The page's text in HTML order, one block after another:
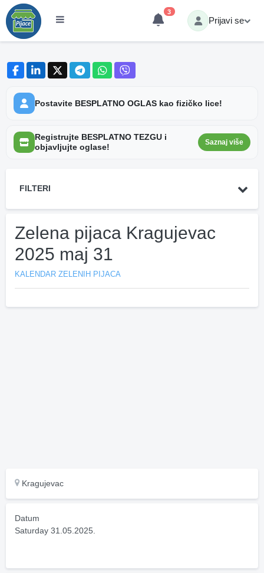
3
Prijavi se
Postavite BESPLATNO OGLAS kao fizičko lice!
Registrujte BESPLATNO TEZGU i
objavljujte oglase!
Saznaj više
FILTERI
Zelena pijaca Kragujevac
2025 maj 31
KALENDAR ZELENIH PIJACA
Kragujevac
Datum
Saturday 31.05.2025.